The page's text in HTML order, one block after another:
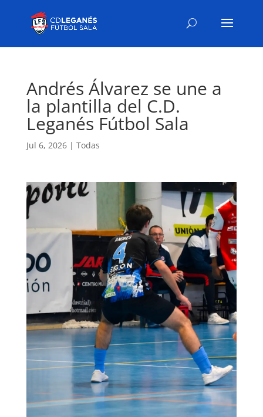
Andrés Álvarez se une a
la plantilla del C.D.
Leganés Fútbol Sala
Jul 6, 2026| Todas